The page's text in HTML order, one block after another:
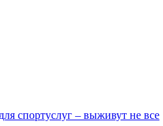
спортуслуг – выживут не все